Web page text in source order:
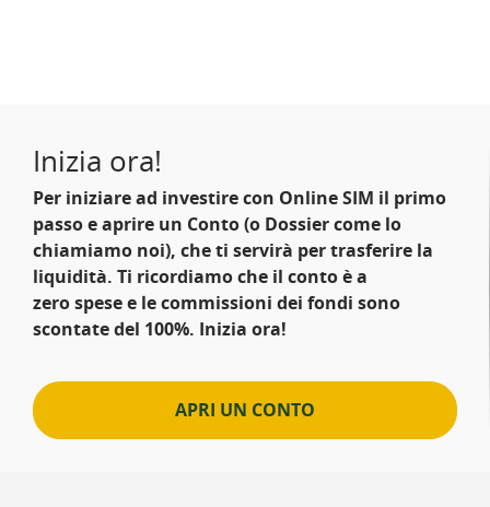
Inizia ora!
Per iniziare ad investire con Online SIM il primo
passo eaprire un Conto(o Dossier come lo
chiamiamo noi), che ti servirà per trasferire la
liquidità. Ti ricordiamo che il conto è a
zerospese e lecommissioni dei fondi sono
scontate del 100%. Inizia ora!
APRI UN CONTO